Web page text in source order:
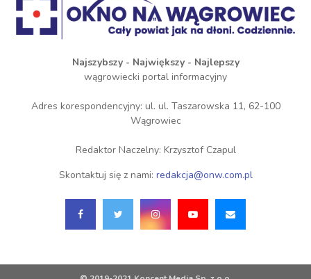
Najszybszy - Największy - Najlepszy
wągrowiecki portal informacyjny
Adres korespondencyjny: ul. ul. Taszarowska 11, 62-100
Wągrowiec
Redaktor Naczelny: Krzysztof Czapul
Skontaktuj się z nami: redakcja@onw.com.pl